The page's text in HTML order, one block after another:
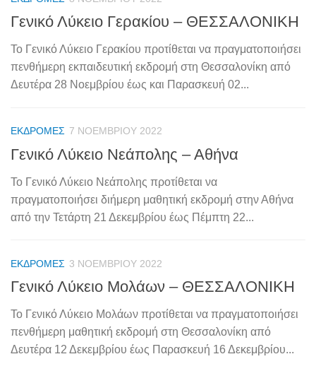
Γενικό Λύκειο Γερακίου – ΘΕΣΣΑΛΟΝΙΚΗ
Το Γενικό Λύκειο Γερακίου προτίθεται να πραγματοποιήσει
πενθήμερη εκπαιδευτική εκδρομή στη Θεσσαλονίκη από
Δευτέρα 28 Νοεμβρίου έως και Παρασκευή 02...
ΕΚΔΡΟΜΈΣ 7 ΝΟΕΜΒΡΊΟΥ 2022
Γενικό Λύκειο Νεάπολης – Αθήνα
Το Γενικό Λύκειο Νεάπολης προτίθεται να
πραγματοποιήσει διήμερη μαθητική εκδρομή στην Αθήνα
από την Τετάρτη 21 Δεκεμβρίου έως Πέμπτη 22...
ΕΚΔΡΟΜΈΣ 3 ΝΟΕΜΒΡΊΟΥ 2022
Γενικό Λύκειο Μολάων – ΘΕΣΣΑΛΟΝΙΚΗ
Το Γενικό Λύκειο Μολάων προτίθεται να πραγματοποιήσει
πενθήμερη μαθητική εκδρομή στη Θεσσαλονίκη από
Δευτέρα 12 Δεκεμβρίου έως Παρασκευή 16 Δεκεμβρίου...